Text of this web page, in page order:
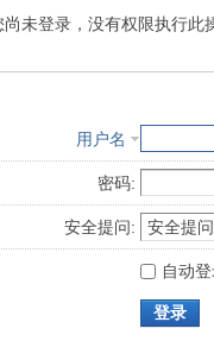
尚未登录，没有权限执行此
用户名
密码:
安全提问:
自动
登录